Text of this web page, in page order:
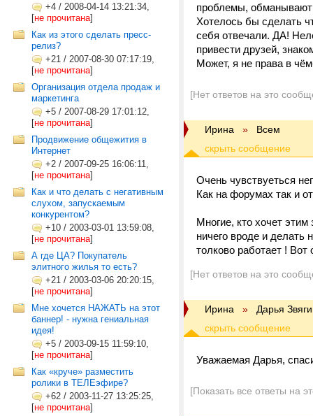
+4 / 2008-04-14 13:21:34,
[не прочитана]
Как из этого сделать пресс-
релиз?
+21 / 2007-08-30 07:17:19,
[не прочитана]
Организация отдела продаж и
маркетинга
+5 / 2007-08-29 17:01:12,
[не прочитана]
Продвижение общежития в
Интернет
+2 / 2007-09-25 16:06:11,
[не прочитана]
Как и что делать с негативным
слухом, запускаемым
конкурентом?
+10 / 2003-03-01 13:59:08,
[не прочитана]
А где ЦА? Покупатель
элитного жилья то есть?
+21 / 2003-03-06 20:20:15,
[не прочитана]
Мне хочется НАЖАТЬ на этот
баннер! - нужна гениальная
идея!
+5 / 2003-09-15 11:59:10,
[не прочитана]
Как «круче» разместить
ролики в ТЕЛЕэфире?
+62 / 2003-11-27 13:25:25,
[не прочитана]
проблемы, обманывают
Хотелось бы сделать
себя отвечали. ДА!
привести друзей,
Может, я не права в
[Нет ответов на это
Ирина » Всем
Очень чувствуеться
Как на форумах так и
Многие, кто хочет этим
ничего вроде и делать
толково работает !
[Нет ответов на это
Ирина » Дарья
Уважаемая Дарья,
[Показать все ответы на